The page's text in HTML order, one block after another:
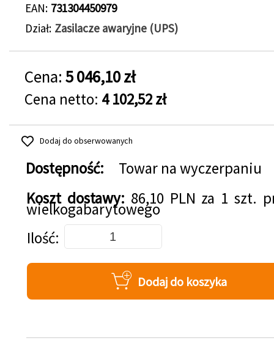
EAN 731304450979
Dział Zasilacze awaryjne (UPS)
Cena: 5 046,10 zł
Cena netto: 4 102,52 zł
Dodaj do obserwowanych
Dostępność:
Towar na wyczerpaniu
Koszt dostawy: 86,10 PLN za 1 szt.
wielkogabarytowego
Dodaj do koszyka
Ilość
Dodaj do koszyka